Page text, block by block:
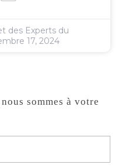
des Experts du
17, 2024
sommes à votre